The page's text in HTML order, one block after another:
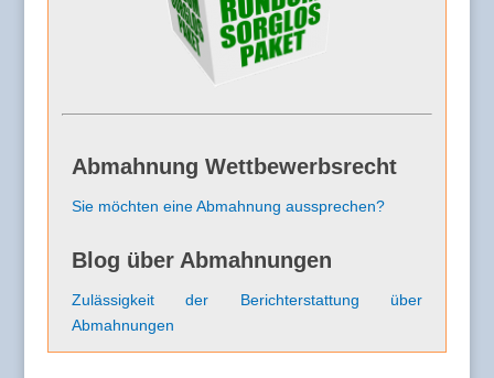
Abmahnung Wettbewerbsrecht
Sie möchten eine Abmahnung aussprechen?
Blog über Abmahnungen
Zulässigkeit der Berichterstattung über
Abmahnungen